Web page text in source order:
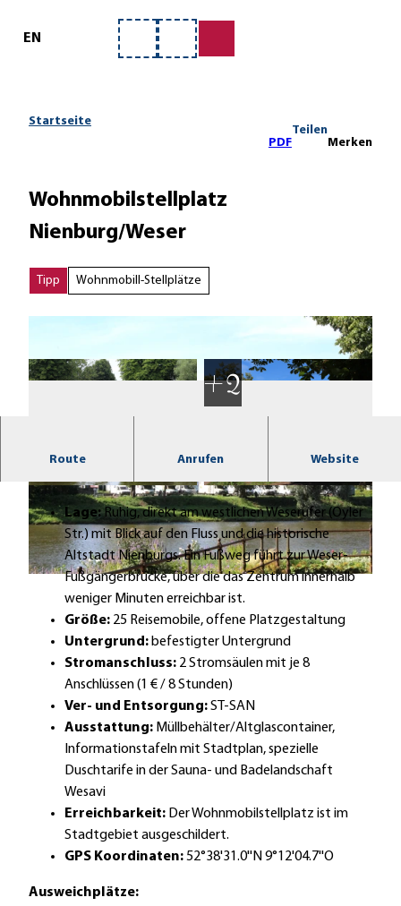
EN
Merkzettel
Suche
Startseite
PDF
Teilen
Merken
Wohnmobilstellplatz
Nienburg/Weser
Tipp Wohnmobill-Stellplätze
© Mittelweser-Touristik GmbH |CC-BY
© Mittelweser-Touristik GmbH |CC-BY © Mittelweser-Touristik GmbH | CC-BY
Route Anrufen Website
Zentrumsnaher Wohnmobilstellplatz direkt an der
Lage:Ruhig, direkt am westlichen Weserufer (Oyler
Str.) mit Blick auf den Fluss und die historische
Altstadt Nienburgs. Ein Fußweg führt zur Weser-
Fußgängerbrücke, über die das Zentrum innerhalb
weniger Minuten erreichbar ist.
Größe: 25 Reisemobile, offene Platzgestaltung
Untergrund: befestigter Untergrund
Stromanschluss: 2 Stromsäulen mit je 8
Anschlüssen (1 € / 8 Stunden)
Ver- und Entsorgung:ST-SAN
Ausstattung: Müllbehälter/Altglascontainer,
Informationstafeln mit Stadtplan, spezielle
Duschtarife in der Sauna- und Badelandschaft
Wesavi
Erreichbarkeit: Der Wohnmobilstellplatz ist im
Stadtgebiet ausgeschildert.
GPS Koordinaten:52°38'31.0''N 9°12'04.7''O
Ausweichplätze: